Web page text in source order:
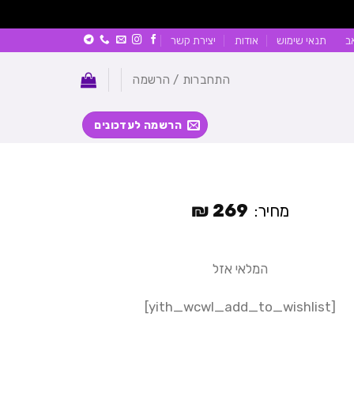
תנאי שימוש אודות יצירת קשר
התחברות / הרשמה
הרשמה לעדכונים
מחיר: 269
₪
המלאי אזל
[yith_wcwl_add_to_wishlist]